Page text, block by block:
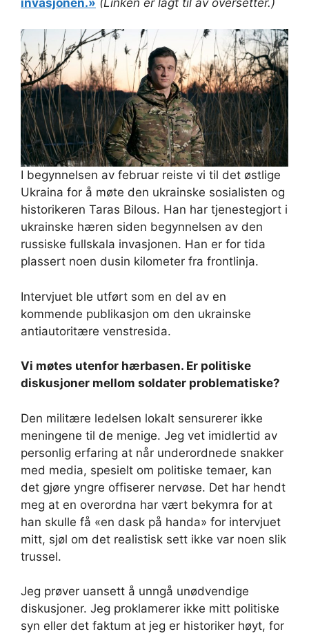
I begynnelsen av februar reiste vi til det østlige
Ukraina for å møte den ukrainske sosialisten og
historikeren Taras Bilous. Han har tjenestegjort i
ukrainske hæren siden begynnelsen av den
russiske fullskala invasjonen. Han er for tida
plassert noen dusin kilometer fra frontlinja.
Intervjuet ble utført som en del av en
kommende publikasjon om den ukrainske
antiautoritære venstresida.
Vi møtes utenfor hærbasen. Er politiske
diskusjoner mellom soldater problematiske?
Den militære ledelsen lokalt sensurerer ikke
meningene til de menige. Jeg vet imidlertid av
personlig erfaring at når underordnede snakker
med media, spesielt om politiske temaer, kan
det gjøre yngre offiserer nervøse. Det har hendt
meg at en overordna har vært bekymra for at
han skulle få «en dask på handa» for intervjuet
mitt, sjøl om det realistisk sett ikke var noen slik
trussel.
Jeg prøver uansett å unngå unødvendige
diskusjoner. Jeg proklamerer ikke mitt politiske
syn eller det faktum at jeg er historiker høyt, for